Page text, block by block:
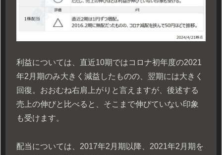
利益については、直近10期ではコロナ初年度の2021
年2月期のみ大きく減益したものの、翌期には大きく
回復。おおむね右肩上がりと言えますが、後述する
売上の伸びと比べると、そこまで伸びていない印象
も受けます。
配当については、2017年2月期以降、2021年2月期を